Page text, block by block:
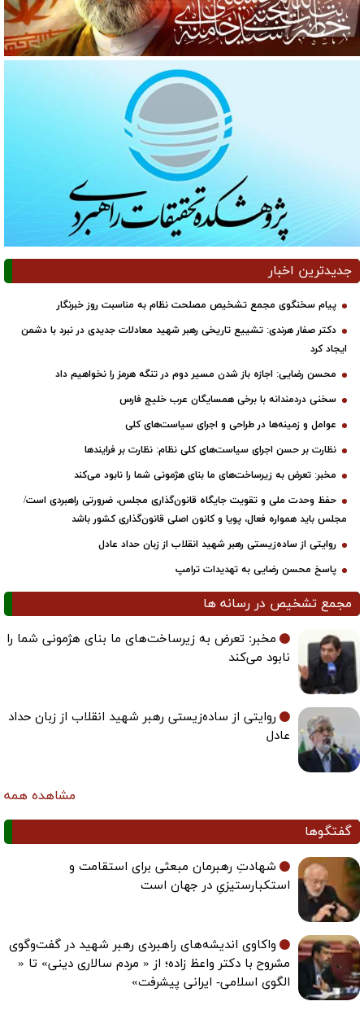
جدیدترین اخبار
پیام سخنگوی مجمع تشخیص مصلحت نظام به مناسبت روز خبرنگار
دکتر صفار هرندی: تشییع تاریخی رهبر شهید معادلات جدیدی در نبرد با دشمن
ایجاد کرد
محسن رضایی: اجازه باز شدن مسیر دوم در تنگه هرمز را نخواهیم داد
سخنی دردمندانه با برخی همسایگان عرب خلیج فارس
عوامل و زمینه‌ها در طراحی و اجرای سیاست‌های کلی
نظارت بر حسن اجرای سیاست‌های کلی نظام: نظارت بر فرایندها
مخبر: تعرض به زیرساخت‌های ما بنای هژمونی شما را نابود می‌کند
حفظ وحدت ملی و تقویت جایگاه قانون‌گذاری مجلس، ضرورتی راهبردی است/
مجلس باید همواره فعال، پویا و کانون اصلی قانون‌گذاری کشور باشد
روایتی از ساده‌زیستی رهبر شهید انقلاب از زبان حداد عادل
پاسخ محسن رضایی به تهدیدات ترامپ
مجمع تشخیص در رسانه ها
مخبر: تعرض به زیرساخت‌های ما بنای هژمونی شما را
نابود می‌کند
روایتی از ساده‌زیستی رهبر شهید انقلاب از زبان حداد
عادل
مشاهده همه
گفتگوها
شهادتِ رهبرمان مبعثی برای استقامت و
استکبارستیزیِ در جهان است
واکاوی اندیشه‌های راهبردی رهبر شهید در گفت‌وگوی
مشروح با دکتر واعظ زاده؛ از « مردم سالاری دینی» تا «
الگوی اسلامی- ایرانی پیشرفت»